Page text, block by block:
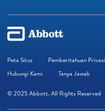
Peta Situs Pemberitahuan Privasi
Hubungi Kami
Tanya Jawab
© 2025 Abbott. All Rights Reserved